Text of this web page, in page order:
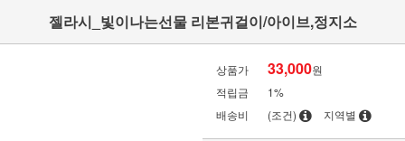
젤라시_빛이나는선물 리본귀걸이/아이브,정지소
상품가 33,000원
적립금
1%
배송비
(조건) 지역별